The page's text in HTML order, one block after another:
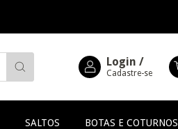
Login /
Cadastre-se
SALTOS BOTAS E COTURNOS